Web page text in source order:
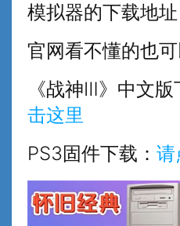
模拟器的下载地址
官网看不懂的也
《战神Ⅲ》中文版
击这里
PS3固件下载： 请